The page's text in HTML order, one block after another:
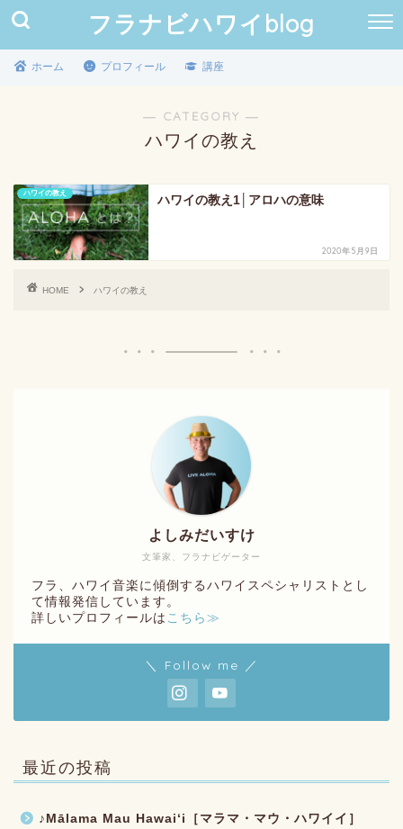
フラナビハワイblog
ホーム プロフィール 講座
― CATEGORY ―
ハワイの教え
ハワイの教え ハワイの教え1│アロハの意味
2020年5月9日
HOME ハワイの教え
文筆家、フラナビゲーター
よしみだいすけ
フラ、ハワイ音楽に傾倒するハワイスペシャリストとし
て情報発信しています。
詳しいプロフィールは こちら≫
＼ Follow me ／
最近の投稿
♪Mālama Mau Hawaiʻi［マラマ・マウ・ハワイイ］